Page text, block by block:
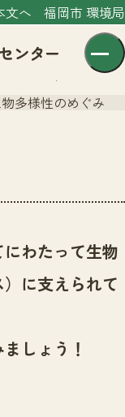
文へ 福岡市 環境局
多様性のめぐみ
わたって生物
に支えられて
しょう！